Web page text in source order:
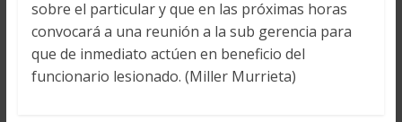
sobre el particular y que en las próximas horas
convocará a una reunión a la sub gerencia para
que de inmediato actúen en beneficio del
funcionario lesionado. (Miller Murrieta)